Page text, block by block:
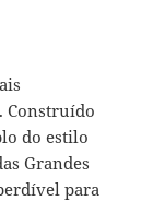
Construído
do estilo
Grandes
para